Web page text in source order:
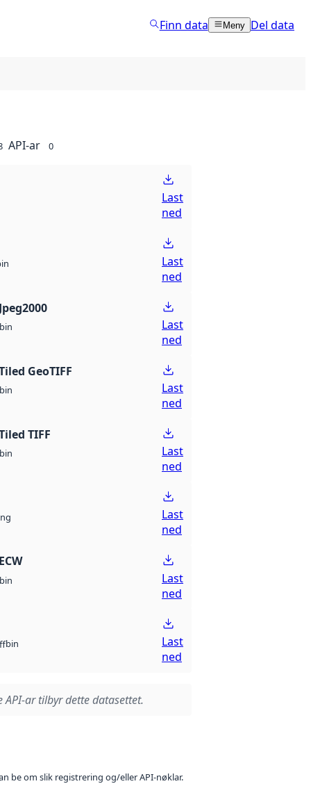
Finn data Meny Del data
API-ar 0
Last
ned
Last
ned
bin
Last
ned
GeoTIFF
bin
Last
ned
TIFF
bin
Last
ned
Last
ned
bin
Last
ned
bin
Last
ned
API-ar tilbyr dette datasettet.
be om slik registrering og/eller API-nøklar.